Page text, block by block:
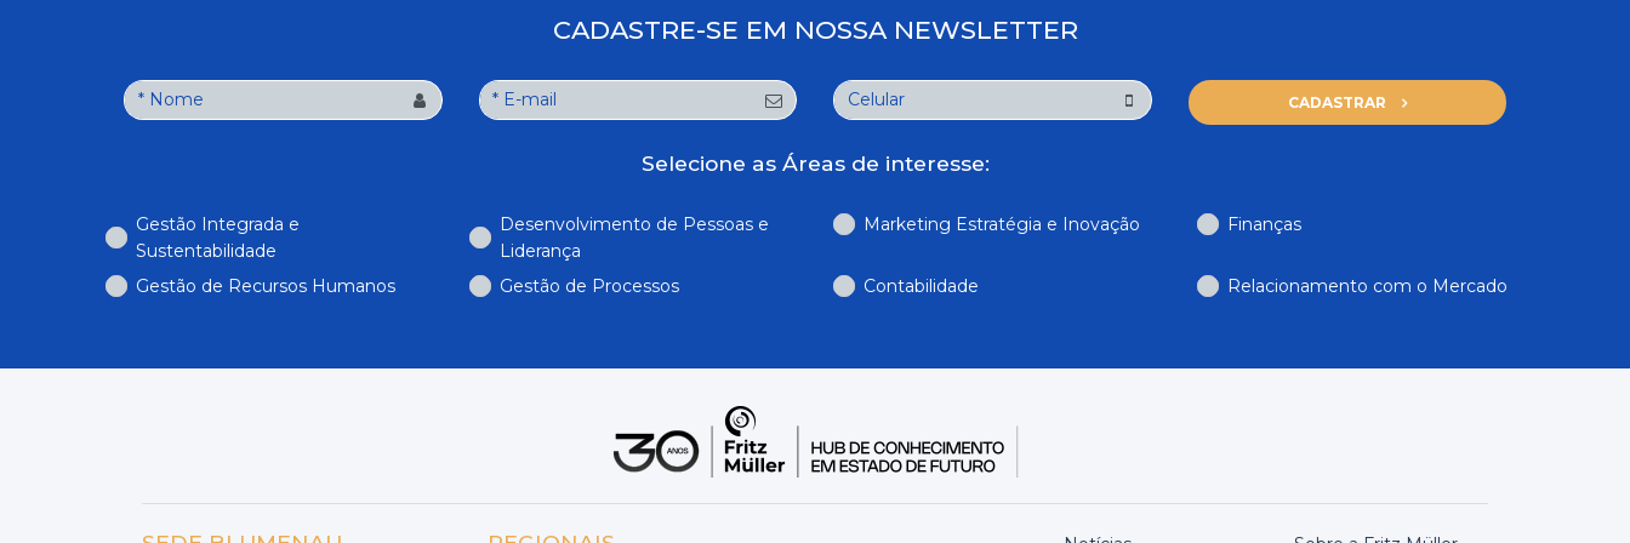
CADASTRE-SE EM NOSSA NEWSLETTER
CADASTRAR
Selecione as Áreas de interesse:
Gestão Integrada e
Sustentabilidade
Desenvolvimento de Pessoas e
Liderança
Marketing Estratégia e Inovação Finanças
Gestão de Recursos Humanos Gestão de Processos Contabilidade Relacionamento com o Mercado